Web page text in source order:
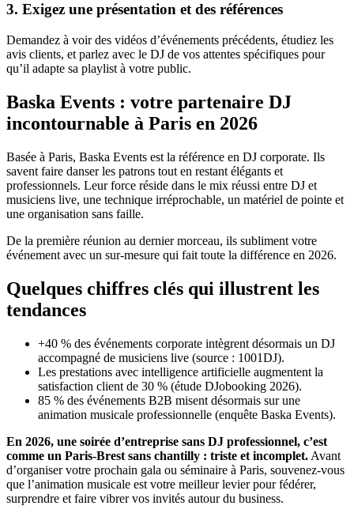
3. Exigez une présentation et des références
Demandez à voir des vidéos d’événements précédents, étudiez les
avis clients, et parlez avec le DJ de vos attentes spécifiques pour
qu’il adapte sa playlist à votre public.
Baska Events : votre partenaire DJ
incontournable à Paris en 2026
Basée à Paris, Baska Events est la référence en DJ corporate. Ils
savent faire danser les patrons tout en restant élégants et
professionnels. Leur force réside dans le mix réussi entre DJ et
musiciens live, une technique irréprochable, un matériel de pointe et
une organisation sans faille.
De la première réunion au dernier morceau, ils subliment votre
événement avec un sur-mesure qui fait toute la différence en 2026.
Quelques chiffres clés qui illustrent les
tendances
+40 % des événements corporate intègrent désormais un DJ
accompagné de musiciens live (source : 1001DJ).
Les prestations avec intelligence artificielle augmentent la
satisfaction client de 30 % (étude DJobooking 2026).
85 % des événements B2B misent désormais sur une
animation musicale professionnelle (enquête Baska Events).
En 2026, une soirée d’entreprise sans DJ professionnel, c’est
comme un Paris-Brest sans chantilly : triste et incomplet. Avant
d’organiser votre prochain gala ou séminaire à Paris, souvenez-vous
que l’animation musicale est votre meilleur levier pour fédérer,
surprendre et faire vibrer vos invités autour du business.